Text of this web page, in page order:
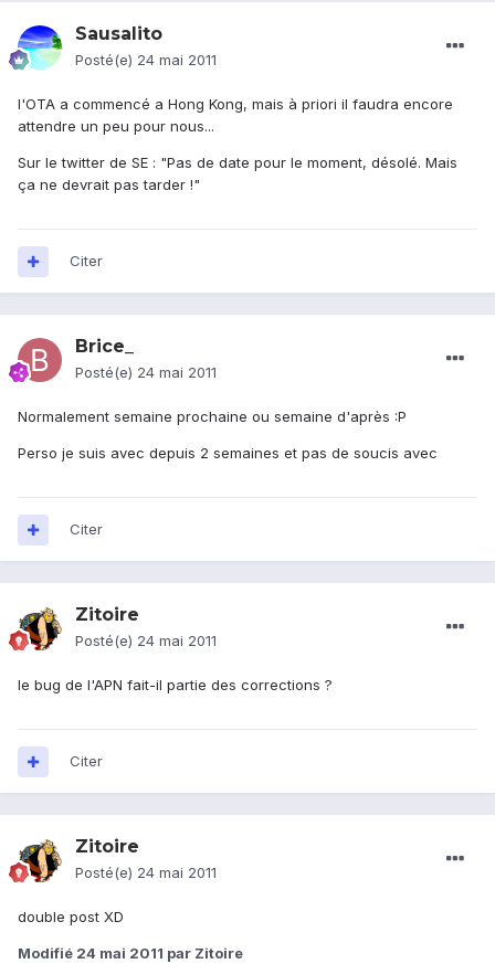
Sausalito
Posté(e) 24 mai 2011
l'OTA a commencé a Hong Kong, mais à priori il faudra encore
attendre un peu pour nous...
Sur le twitter de SE : "Pas de date pour le moment, désolé. Mais
ça ne devrait pas tarder !"
Citer
Brice_
Posté(e) 24 mai 2011
Normalement semaine prochaine ou semaine d'après :P
Perso je suis avec depuis 2 semaines et pas de soucis avec
Citer
Zitoire
Posté(e) 24 mai 2011
le bug de l'APN fait-il partie des corrections ?
Citer
Zitoire
Posté(e) 24 mai 2011
double post XD
Modifié 24 mai 2011 par Zitoire